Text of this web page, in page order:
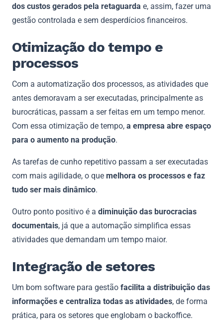
dos custos gerados pela retaguarda e, assim, fazer uma
gestão controlada e sem desperdícios financeiros.
Otimização do tempo e
processos
Com a automatização dos processos, as atividades que
antes demoravam a ser executadas, principalmente as
burocráticas, passam a ser feitas em um tempo menor.
Com essa otimização de tempo, a empresa abre espaço
para o aumento na produção.
As tarefas de cunho repetitivo passam a ser executadas
com mais agilidade, o que melhora os processos e faz
tudo ser mais dinâmico.
Outro ponto positivo é a diminuição das burocracias
documentais, já que a automação simplifica essas
atividades que demandam um tempo maior.
Integração de setores
Um bom software para gestão facilita a distribuição das
informações e centraliza todas as atividades, de forma
prática, para os setores que englobam o backoffice.